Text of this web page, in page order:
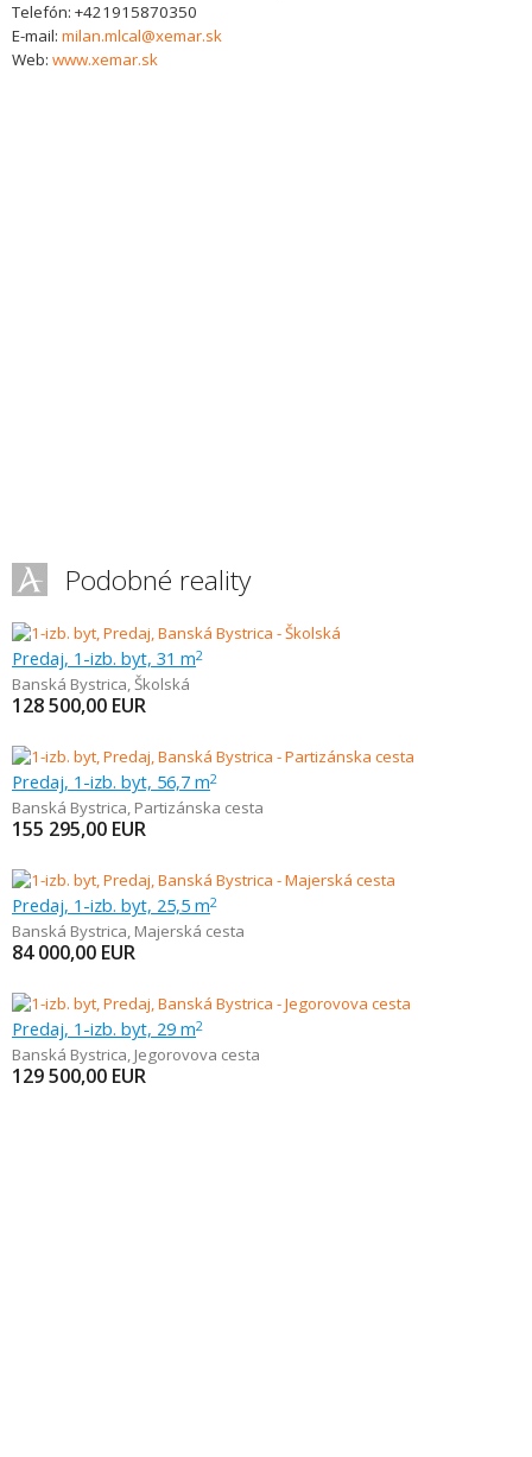
Telefón: +421915870350
E-mail: milan.mlcal@xemar.sk
Web: www.xemar.sk
Podobné reality
Predaj, 1-izb. byt, 31 m2
Banská Bystrica,Školská
128 500,00 EUR
Predaj, 1-izb. byt, 56,7 m2
Banská Bystrica, Partizánska cesta
155 295,00 EUR
Predaj, 1-izb. byt, 25,5 m2
Banská Bystrica, Majerská cesta
84 000,00 EUR
Predaj, 1-izb. byt, 29 m2
Banská Bystrica, Jegorovova cesta
129 500,00 EUR